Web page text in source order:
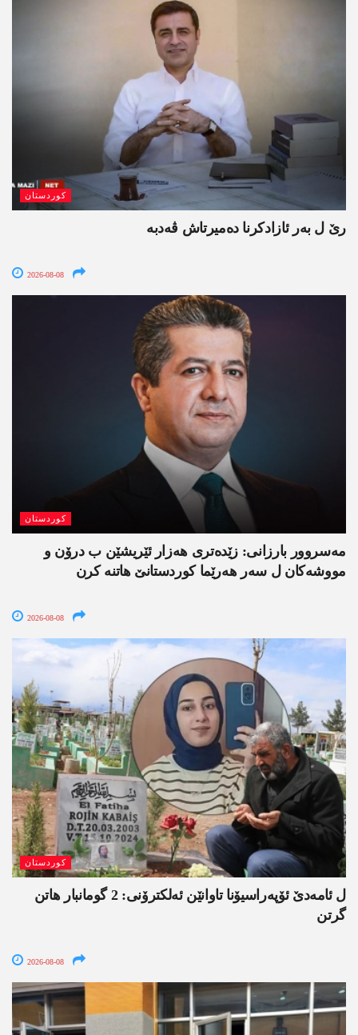
کوردستان
رێ ل بەر ئازادکرنا دەمیرتاش ڤەدبە
2026-08-08
کوردستان
مەسروور بارزانی: زێدەتری ھەزار ئێریشێن ب درۆن و
مووشەکان ل سەر ھەرێما کوردستانێ ھاتنە کرن
2026-08-08
کوردستان
ل ئامەدێ ئۆپەراسیۆنا تاوانێن ئەلکترۆنی: 2 گومانبار ھاتن
گرتن
2026-08-08